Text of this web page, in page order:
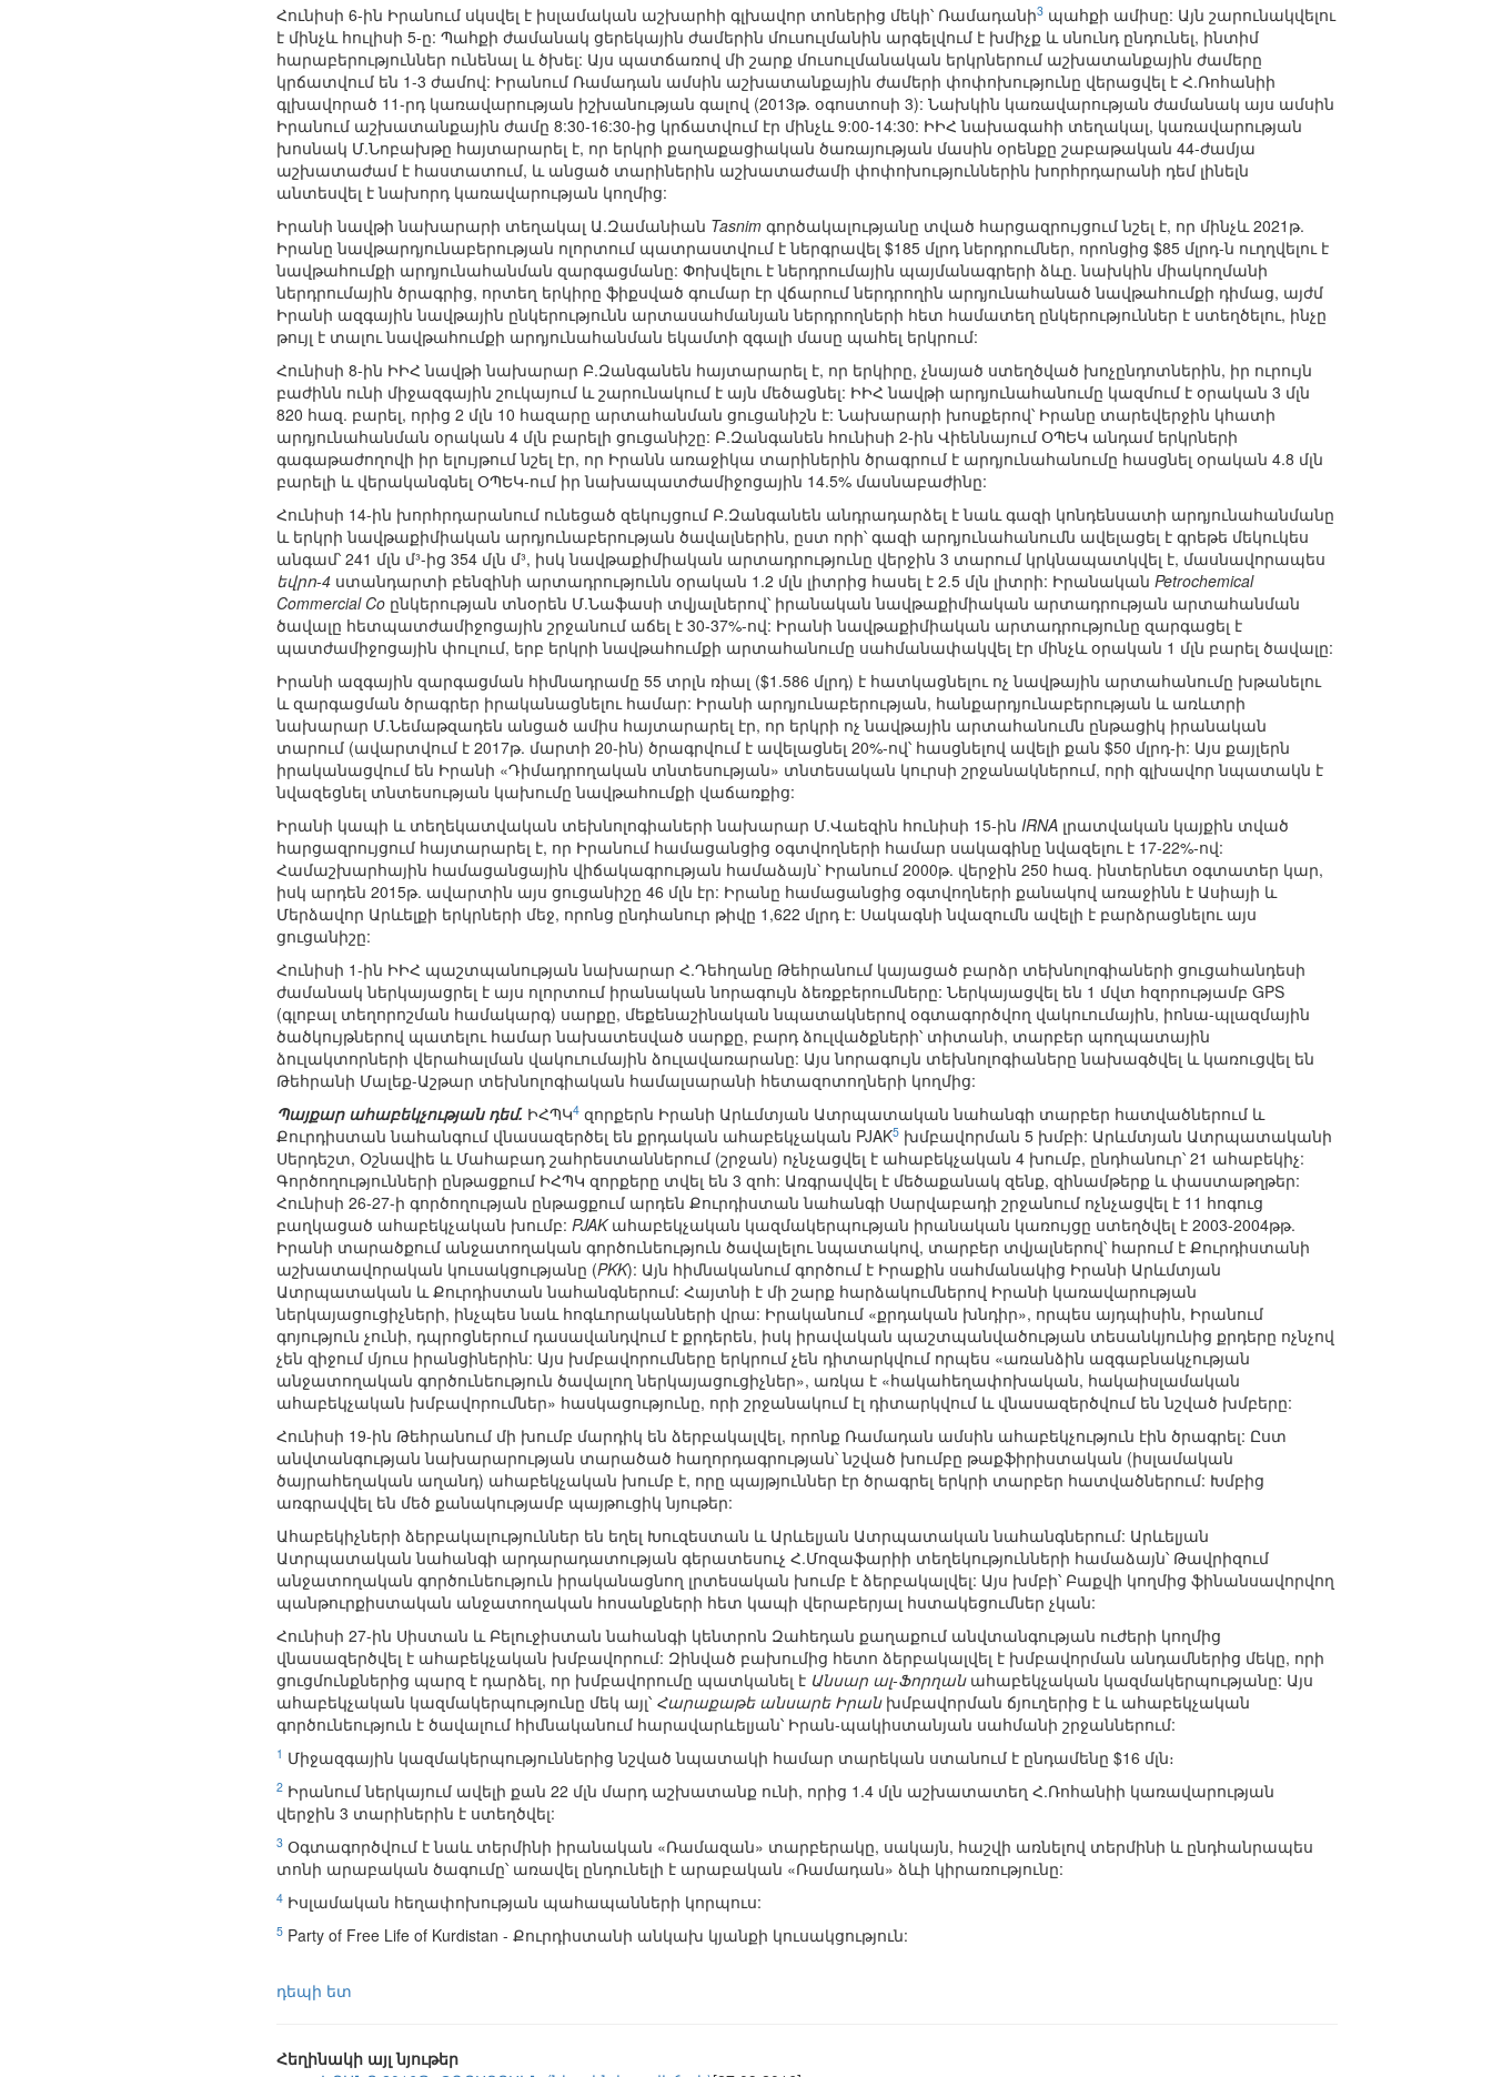
Հունիսի 6-ին Իրանում սկսվել է իսլամական աշխարհի գլխավոր տոներից մեկի՝ Ռամադանի3 պահքի ամիսը: Այն շարունակվելու
է մինչև հուլիսի 5-ը: Պահքի ժամանակ ցերեկային ժամերին մուսուլմանին արգելվում է խմիչք և սնունդ ընդունել, ինտիմ
հարաբերություններ ունենալ և ծխել: Այս պատճառով մի շարք մուսուլմանական երկրներում աշխատանքային ժամերը
կրճատվում են 1-3 ժամով: Իրանում Ռամադան ամսին աշխատանքային ժամերի փոփոխությունը վերացվել է Հ.Ռոհանիի
գլխավորած 11-րդ կառավարության իշխանության գալով (2013թ. օգոստոսի 3): Նախկին կառավարության ժամանակ այս ամսին
Իրանում աշխատանքային ժամը 8:30-16:30-ից կրճատվում էր մինչև 9:00-14:30: ԻԻՀ նախագահի տեղակալ, կառավարության
խոսնակ Մ.Նոբախթը հայտարարել է, որ երկրի քաղաքացիական ծառայության մասին օրենքը շաբաթական 44-ժամյա
աշխատաժամ է հաստատում, և անցած տարիներին աշխատաժամի փոփոխություններին խորհրդարանի դեմ լինելն
անտեսվել է նախորդ կառավարության կողմից:
Իրանի նավթի նախարարի տեղակալ Ա.Զամանիան Tasnim գործակալությանը տված հարցազրույցում նշել է, որ մինչև 2021թ.
Իրանը նավթարդյունաբերության ոլորտում պատրաստվում է ներգրավել $185 մլրդ ներդրումներ, որոնցից $85 մլրդ-ն ուղղվելու է
նավթահումքի արդյունահանման զարգացմանը: Փոխվելու է ներդրումային պայմանագրերի ձևը. նախկին միակողմանի
ներդրումային ծրագրից, որտեղ երկիրը ֆիքսված գումար էր վճարում ներդրողին արդյունահանած նավթահումքի դիմաց, այժմ
Իրանի ազգային նավթային ընկերությունն արտասահմանյան ներդրողների հետ համատեղ ընկերություններ է ստեղծելու, ինչը
թույլ է տալու նավթահումքի արդյունահանման եկամտի զգալի մասը պահել երկրում:
Հունիսի 8-ին ԻԻՀ նավթի նախարար Բ.Զանգանեն հայտարարել է, որ երկիրը, չնայած ստեղծված խոչընդոտներին, իր ուրույն
բաժինն ունի միջազգային շուկայում և շարունակում է այն մեծացնել: ԻԻՀ նավթի արդյունահանումը կազմում է օրական 3 մլն
820 հազ. բարել, որից 2 մլն 10 հազարը արտահանման ցուցանիշն է: Նախարարի խոսքերով՝ Իրանը տարեվերջին կհատի
արդյունահանման օրական 4 մլն բարելի ցուցանիշը: Բ.Զանգանեն հունիսի 2-ին Վիեննայում ՕՊԵԿ անդամ երկրների
գագաթաժողովի իր ելույթում նշել էր, որ Իրանն առաջիկա տարիներին ծրագրում է արդյունահանումը հասցնել օրական 4.8 մլն
բարելի և վերականգնել ՕՊԵԿ-ում իր նախապատժամիջոցային 14.5% մասնաբաժինը:
Հունիսի 14-ին խորհրդարանում ունեցած զեկույցում Բ.Զանգանեն անդրադարձել է նաև գազի կոնդենսատի արդյունահանմանը
և երկրի նավթաքիմիական արդյունաբերության ծավալներին, ըստ որի՝ գազի արդյունահանումն ավելացել է գրեթե մեկուկես
անգամ՝ 241 մլն մ³-ից 354 մլն մ³, իսկ նավթաքիմիական արտադրությունը վերջին 3 տարում կրկնապատկվել է, մասնավորապես
եվրո-4 ստանդարտի բենզինի արտադրությունն օրական 1.2 մլն լիտրից հասել է 2.5 մլն լիտրի: Իրանական Petrochemical
Commercial Co ընկերության տնօրեն Մ.Նաֆասի տվյալներով՝ իրանական նավթաքիմիական արտադրության արտահանման
ծավալը հետպատժամիջոցային շրջանում աճել է 30-37%-ով: Իրանի նավթաքիմիական արտադրությունը զարգացել է
պատժամիջոցային փուլում, երբ երկրի նավթահումքի արտահանումը սահմանափակվել էր մինչև օրական 1 մլն բարել ծավալը:
Իրանի ազգային զարգացման հիմնադրամը 55 տրլն ռիալ ($1.586 մլրդ) է հատկացնելու ոչ նավթային արտահանումը խթանելու
և զարգացման ծրագրեր իրականացնելու համար: Իրանի արդյունաբերության, հանքարդյունաբերության և առևտրի
նախարար Մ.Նեմաթզադեն անցած ամիս հայտարարել էր, որ երկրի ոչ նավթային արտահանումն ընթացիկ իրանական
տարում (ավարտվում է 2017թ. մարտի 20-ին) ծրագրվում է ավելացնել 20%-ով՝ հասցնելով ավելի քան $50 մլրդ-ի: Այս քայլերն
իրականացվում են Իրանի «Դիմադրողական տնտեսության» տնտեսական կուրսի շրջանակներում, որի գլխավոր նպատակն է
նվազեցնել տնտեսության կախումը նավթահումքի վաճառքից:
Իրանի կապի և տեղեկատվական տեխնոլոգիաների նախարար Մ.Վաեզին հունիսի 15-ին IRNA լրատվական կայքին տված
հարցազրույցում հայտարարել է, որ Իրանում համացանցից օգտվողների համար սակագինը նվազելու է 17-22%-ով:
Համաշխարհային համացանցային վիճակագրության համաձայն՝ Իրանում 2000թ. վերջին 250 հազ. ինտերնետ օգտատեր կար,
իսկ արդեն 2015թ. ավարտին այս ցուցանիշը 46 մլն էր: Իրանը համացանցից օգտվողների քանակով առաջինն է Ասիայի և
Մերձավոր Արևելքի երկրների մեջ, որոնց ընդհանուր թիվը 1,622 մլրդ է: Սակագնի նվազումն ավելի է բարձրացնելու այս
ցուցանիշը:
Հունիսի 1-ին ԻԻՀ պաշտպանության նախարար Հ.Դեհղանը Թեհրանում կայացած բարձր տեխնոլոգիաների ցուցահանդեսի
ժամանակ ներկայացրել է այս ոլորտում իրանական նորագույն ձեռքբերումները: Ներկայացվել են 1 մվտ հզորությամբ GPS
(գլոբալ տեղորոշման համակարգ) սարքը, մեքենաշինական նպատակներով օգտագործվող վակուումային, իոնա-պլազմային
ծածկույթներով պատելու համար նախատեսված սարքը, բարդ ձուլվածքների՝ տիտանի, տարբեր պողպատային
ձուլակտորների վերահալման վակուումային ձուլավառարանը: Այս նորագույն տեխնոլոգիաները նախագծվել և կառուցվել են
Թեհրանի Մալեք-Աշթար տեխնոլոգիական համալսարանի հետազոտողների կողմից:
Պայքար ահաբեկչության դեմ. ԻՀՊԿ4 զորքերն Իրանի Արևմտյան Ատրպատական նահանգի տարբեր հատվածներում և
Քուրդիստան նահանգում վնասազերծել են քրդական ահաբեկչական PJAK5 խմբավորման 5 խմբի: Արևմտյան Ատրպատականի
Սերդեշտ, Օշնավիե և Մահաբադ շահրեստաններում (շրջան) ոչնչացվել է ահաբեկչական 4 խումբ, ընդհանուր՝ 21 ահաբեկիչ:
Գործողությունների ընթացքում ԻՀՊԿ զորքերը տվել են 3 զոհ: Առգրավվել է մեծաքանակ զենք, զինամթերք և փաստաթղթեր:
Հունիսի 26-27-ի գործողության ընթացքում արդեն Քուրդիստան նահանգի Սարվաբադի շրջանում ոչնչացվել է 11 հոգուց
բաղկացած ահաբեկչական խումբ: PJAKահաբեկչական կազմակերպության իրանական կառույցը ստեղծվել է 2003-2004թթ.
Իրանի տարածքում անջատողական գործունեություն ծավալելու նպատակով, տարբեր տվյալներով՝ հարում է Քուրդիստանի
աշխատավորական կուսակցությանը (PKK): Այն հիմնականում գործում է Իրաքին սահմանակից Իրանի Արևմտյան
Ատրպատական և Քուրդիստան նահանգներում: Հայտնի է մի շարք հարձակումներով Իրանի կառավարության
ներկայացուցիչների, ինչպես նաև հոգևորականների վրա: Իրականում «քրդական խնդիր», որպես այդպիսին, Իրանում
գոյություն չունի, դպրոցներում դասավանդվում է քրդերեն, իսկ իրավական պաշտպանվածության տեսանկյունից քրդերը ոչնչով
չեն զիջում մյուս իրանցիներին: Այս խմբավորումները երկրում չեն դիտարկվում որպես «առանձին ազգաբնակչության
անջատողական գործունեություն ծավալող ներկայացուցիչներ», առկա է «հակահեղափոխական, հակաիսլամական
ահաբեկչական խմբավորումներ» հասկացությունը, որի շրջանակում էլ դիտարկվում և վնասազերծվում են նշված խմբերը:
Հունիսի 19-ին Թեհրանում մի խումբ մարդիկ են ձերբակալվել, որոնք Ռամադան ամսին ահաբեկչություն էին ծրագրել: Ըստ
անվտանգության նախարարության տարածած հաղորդագրության՝ նշված խումբը թաքֆիրիստական (իսլամական
ծայրահեղական աղանդ) ահաբեկչական խումբ է, որը պայթյուններ էր ծրագրել երկրի տարբեր հատվածներում: Խմբից
առգրավվել են մեծ քանակությամբ պայթուցիկ նյութեր:
Ահաբեկիչների ձերբակալություններ են եղել Խուզեստան և Արևելյան Ատրպատական նահանգներում: Արևելյան
Ատրպատական նահանգի արդարադատության գերատեսուչ Հ.Մոզաֆարիի տեղեկությունների համաձայն՝ Թավրիզում
անջատողական գործունեություն իրականացնող լրտեսական խումբ է ձերբակալվել: Այս խմբի՝ Բաքվի կողմից ֆինանսավորվող
պանթուրքիստական անջատողական հոսանքների հետ կապի վերաբերյալ հստակեցումներ չկան:
Հունիսի 27-ին Սիստան և Բելուջիստան նահանգի կենտրոն Զահեդան քաղաքում անվտանգության ուժերի կողմից
վնասազերծվել է ահաբեկչական խմբավորում: Զինված բախումից հետո ձերբակալվել է խմբավորման անդամներից մեկը, որի
ցուցմունքներից պարզ է դարձել, որ խմբավորումը պատկանել է Անսար ալ-Ֆորղանահաբեկչական կազմակերպությանը: Այս
ահաբեկչական կազմակերպությունը մեկ այլ՝ Հարաքաթե անսարե Իրանխմբավորման ճյուղերից է և ահաբեկչական
գործունեություն է ծավալում հիմնականում հարավարևելյան՝ Իրան-պակիստանյան սահմանի շրջաններում:
1 Միջազգային կազմակերպություններից նշված նպատակի համար տարեկան ստանում է ընդամենը $16 մլն։
2 Իրանում ներկայում ավելի քան 22 մլն մարդ աշխատանք ունի, որից 1.4 մլն աշխատատեղ Հ.Ռոհանիի կառավարության
վերջին 3 տարիներին է ստեղծվել:
3 Օգտագործվում է նաև տերմինի իրանական «Ռամազան» տարբերակը, սակայն, հաշվի առնելով տերմինի և ընդհանրապես
տոնի արաբական ծագումը՝ առավել ընդունելի է արաբական «Ռամադան» ձևի կիրառությունը:
4 Իսլամական հեղափոխության պահապանների կորպուս:
5 Party of Free Life of Kurdistan - Քուրդիստանի անկախ կյանքի կուսակցություն:
դեպի ետ
Հեղինակի այլ նյութեր